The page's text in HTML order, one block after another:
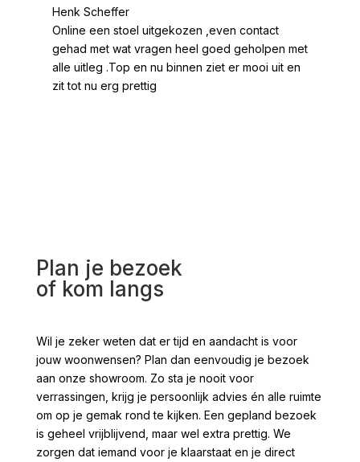
Henk Scheffer
Online een stoel uitgekozen ,even contact
gehad met wat vragen heel goed geholpen met
alle uitleg .Top en nu binnen ziet er mooi uit en
zit tot nu erg prettig
Plan je bezoek
of kom langs
Wil je zeker weten dat er tijd en aandacht is voor
jouw woonwensen? Plan dan eenvoudig je bezoek
aan onze showroom. Zo sta je nooit voor
verrassingen, krijg je persoonlijk advies én alle ruimte
om op je gemak rond te kijken. Een gepland bezoek
is geheel vrijblijvend, maar wel extra prettig. We
zorgen dat iemand voor je klaarstaat en je direct